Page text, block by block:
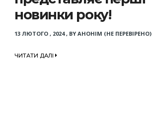
новинки року!
13 ЛЮТОГО , 2024, BY АНОНІМ (НЕ ПЕРЕВІРЕНО)
ЧИТАТИ ДАЛІ